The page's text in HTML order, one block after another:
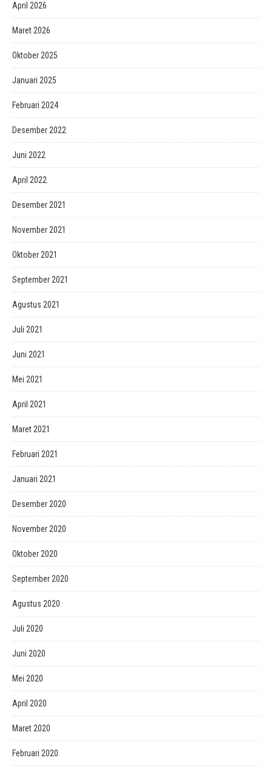
April 2026
Maret 2026
Oktober 2025
Januari 2025
Februari 2024
Desember 2022
Juni 2022
April 2022
Desember 2021
November 2021
Oktober 2021
September 2021
Agustus 2021
Juli 2021
Juni 2021
Mei 2021
April 2021
Maret 2021
Februari 2021
Januari 2021
Desember 2020
November 2020
Oktober 2020
September 2020
Agustus 2020
Juli 2020
Juni 2020
Mei 2020
April 2020
Maret 2020
Februari 2020